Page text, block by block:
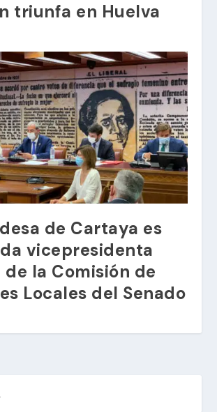
triunfa en Huelva
de Cartaya es
vicepresidenta
la Comisión de
Locales del Senado